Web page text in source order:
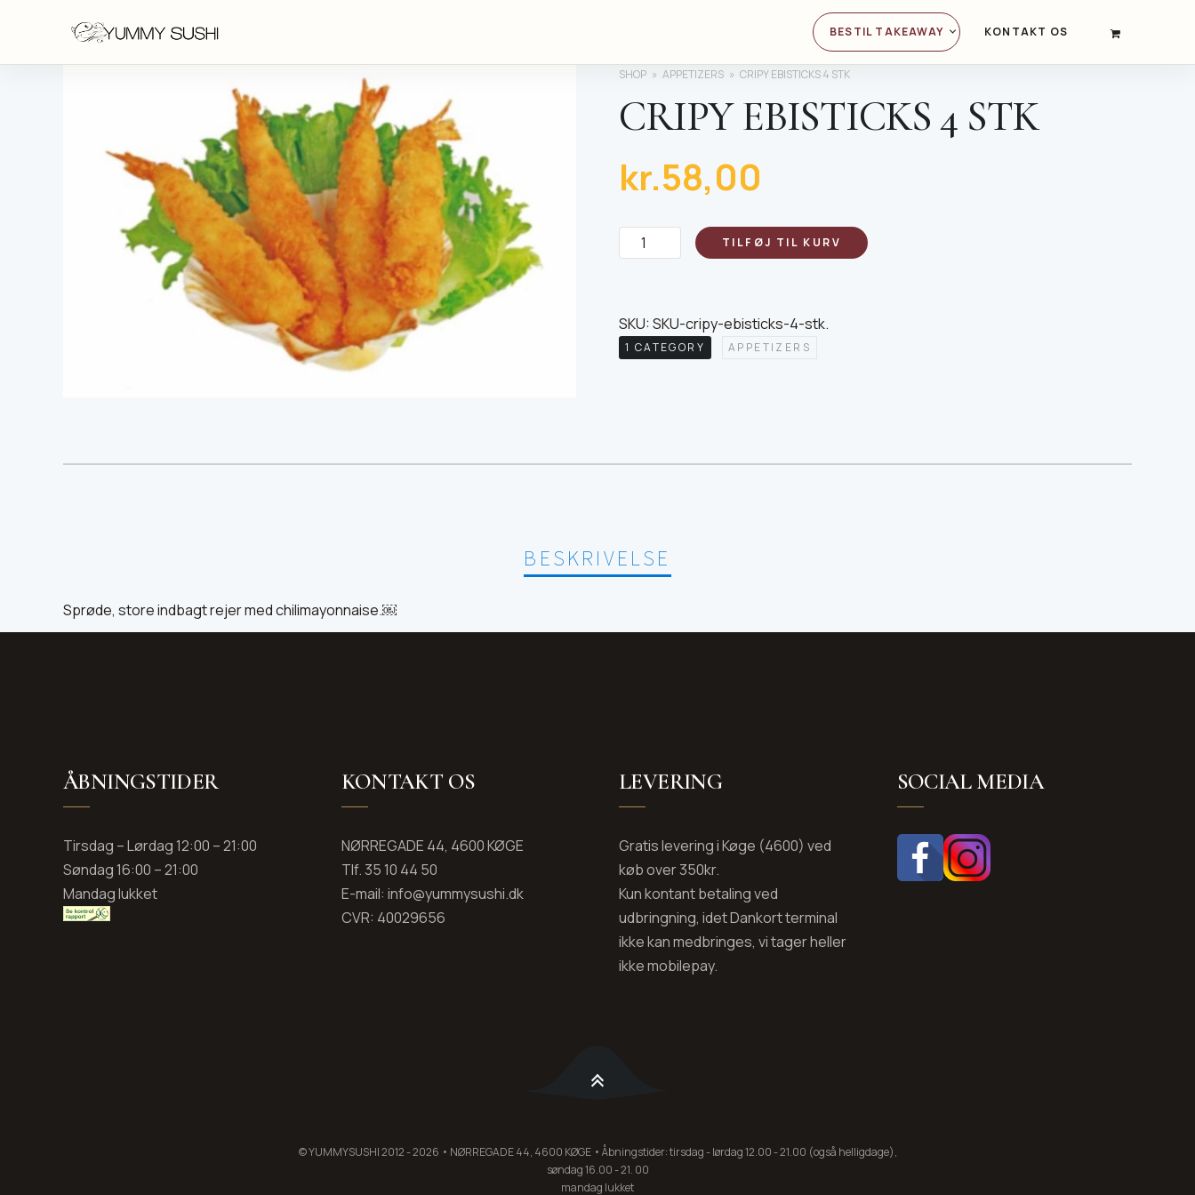
PRIMARY
NAVIGATION
BESTIL TAKEAWAY KONTAKT OS
SHOP APPETIZERS CRIPY EBISTICKS 4 STK
CRIPY EBISTICKS 4 STK
kr.58,00
Cripy
ebisticks
antal
TILFØJ TIL KURV
SKU:SKU-cripy-ebisticks-4-stk.
1 CATEGORY APPETIZERS
BESKRIVELSE
Sprøde, store indbagt rejer med chilimayonnaise.￼
ÅBNINGSTIDER
Tirsdag – Lørdag 12:00 – 21:00
Søndag 16:00 – 21:00
Mandag lukket
KONTAKT OS
NØRREGADE 44, 4600 KØGE
Tlf. 35 10 44 50
E-mail: info@yummysushi.dk
CVR: 40029656
LEVERING
Gratis levering i Køge (4600) ved
køb over 350kr.
Kun kontant betaling ved
udbringning, idet Dankort terminal
ikke kan medbringes, vi tager heller
ikke mobilepay.
SOCIAL MEDIA
© YUMMYSUSHI 2012 - 2026 • NØRREGADE 44, 4600 KØGE • Åbningstider: tirsdag - lørdag 12.00 - 21.00 (også helligdage),
søndag 16.00 - 21. 00
mandag lukket